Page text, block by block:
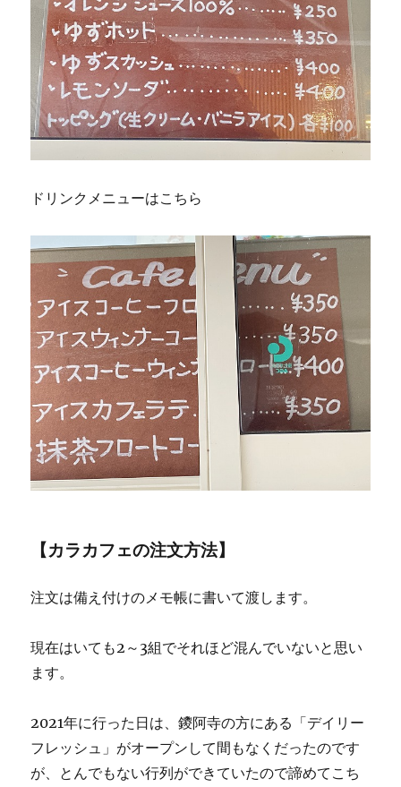
ドリンクメニューはこちら
【カラカフェの注文方法】
注文は備え付けのメモ帳に書いて渡します。
現在はいても2～3組でそれほど混んでいないと思い
ます。
2021年に行った日は、鑁阿寺の方にある「デイリー
フレッシュ」がオープンして間もなくだったのです
が、とんでもない行列ができていたので諦めてこち